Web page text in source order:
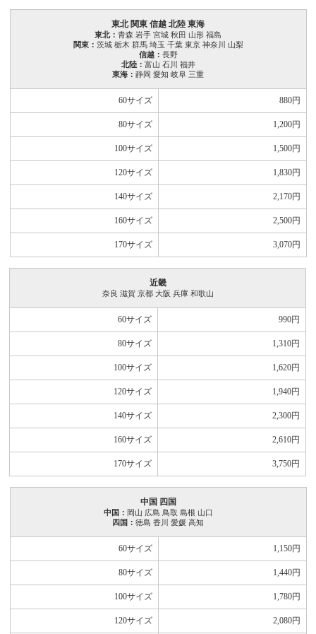
東北 関東 信越 北陸 東海
東北： 青森 岩手 宮城 秋田 山形 福島
関東： 茨城 栃木 群馬 埼玉 千葉 東京 神奈川 山梨
信越： 長野
北陸： 富山 石川 福井
東海： 静岡 愛知 岐阜 三重
60サイズ 880円
80サイズ 1,200円
100サイズ 1,500円
120サイズ 1,830円
140サイズ 2,170円
160サイズ 2,500円
170サイズ 3,070円
近畿
奈良 滋賀 京都 大阪 兵庫 和歌山
60サイズ 990円
80サイズ 1,310円
100サイズ 1,620円
120サイズ 1,940円
140サイズ 2,300円
160サイズ 2,610円
170サイズ 3,750円
中国 四国
中国： 岡山 広島 鳥取 島根 山口
四国： 徳島 香川 愛媛 高知
60サイズ 1,150円
80サイズ 1,440円
100サイズ 1,780円
120サイズ 2,080円